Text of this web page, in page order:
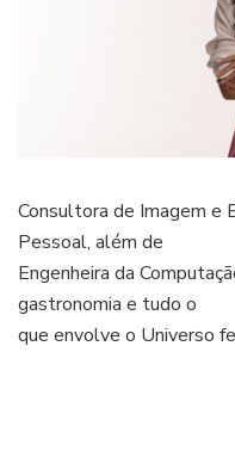
Consultora de Imagem e
Pessoal, além de
Engenheira da
gastronomia e tudo o
que envolve o Universo